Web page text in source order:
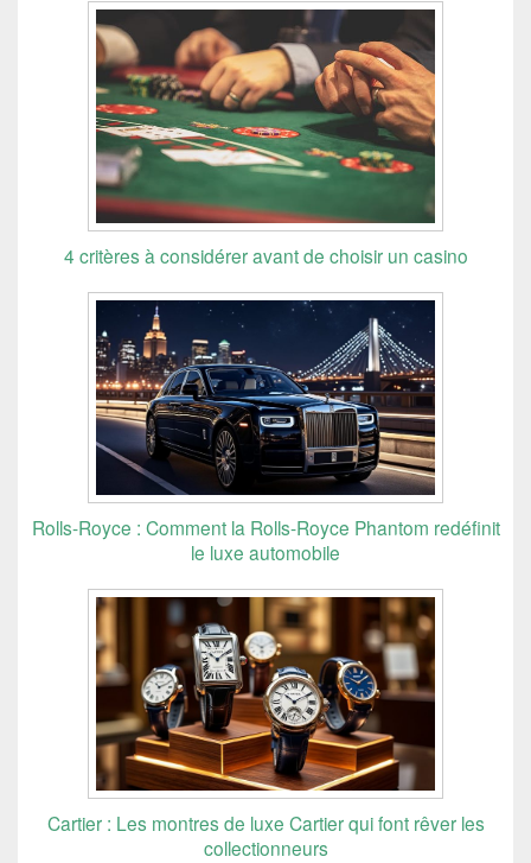
4 critères à considérer avant de choisir un casino
Rolls-Royce : Comment la Rolls-Royce Phantom redéfinit
le luxe automobile
Cartier : Les montres de luxe Cartier qui font rêver les
collectionneurs